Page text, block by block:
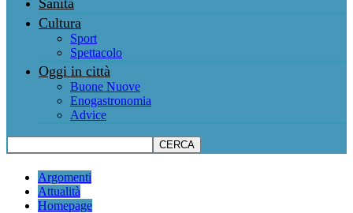
Sanità
Cultura
Sport
Spettacolo
Oggi in città
Buone Nuove
Enogastronomia
Advice
Argomenti
Attualità
Homepage